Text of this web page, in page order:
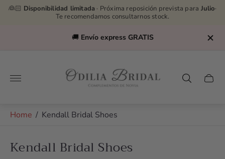
👰🏻 Disponibilidad limitada · Próxima reposición prevista para Julio·
Te recomendamos consultarnos stock.
🚚 Envío express GRATIS
Store
logo"
Cart
Home / Kendall Bridal Shoes
Kendall Bridal Shoes